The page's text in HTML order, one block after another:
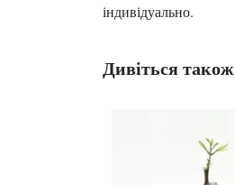
індивідуально.
Дивіться також